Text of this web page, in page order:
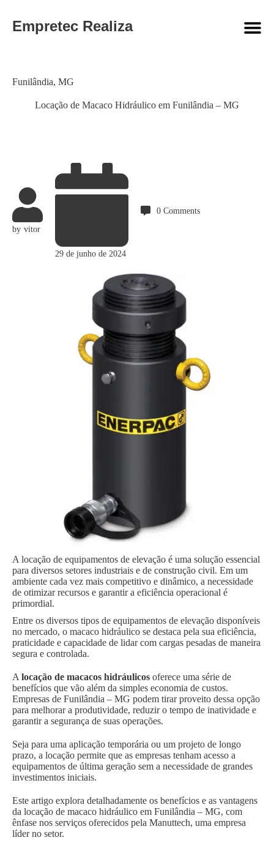
Empretec Realiza
Locação de Macaco Hidráulico em Funilândia – MG
Category
Funilândia, MG
by vitor
29 de junho de 2024
0 Comments
A locação de equipamentos de elevação é uma solução essencial
para diversos setores industriais e de construção civil. Em um
ambiente cada vez mais competitivo e dinâmico, a necessidade
de otimizar recursos e garantir a eficiência operacional é
primordial.
Entre os diversos tipos de equipamentos de elevação disponíveis
no mercado, o macaco hidráulico se destaca pela sua eficiência,
praticidade e capacidade de lidar com cargas pesadas de maneira
segura e controlada.
A locação de macacos hidráulicos oferece uma série de
benefícios que vão além da simples economia de custos.
Empresas de Funilândia – MG podem tirar proveito dessa opção
para melhorar a produtividade, reduzir o tempo de inatividade e
garantir a segurança de suas operações.
Seja para uma aplicação temporária ou um projeto de longo
prazo, a locação permite que as empresas tenham acesso a
equipamentos de última geração sem a necessidade de grandes
investimentos iniciais.
Este artigo explora detalhadamente os benefícios e as vantagens
da locação de macaco hidráulico em Funilândia – MG, com
ênfase nos serviços oferecidos pela Manuttech, uma empresa
líder no setor.